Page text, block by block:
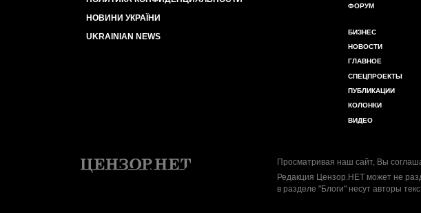
НОВИНИ УКРАЇНИ
UKRAINIAN NEWS
ФОРУМ
БИЗНЕС
НОВОСТИ
ГЛАВНОЕ
СПЕЦПРОЕКТЫ
ПУБЛИКАЦИИ
КОЛОНКИ
ВИДЕО
Просматривая наш сайт, Вы
Редакция Цензор.НЕТ может не
в разделе "Блоги" несут авторы